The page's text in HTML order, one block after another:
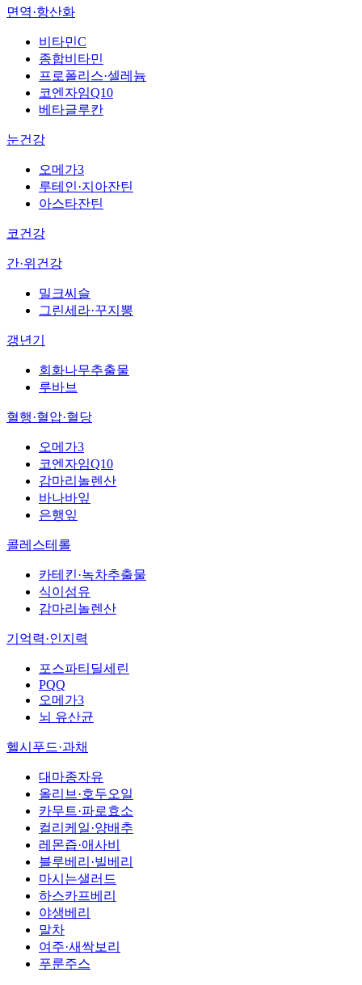
면역·항산화
비타민C
종합비타민
프로폴리스·셀레늄
코엔자임Q10
베타글루칸
눈건강
오메가3
루테인·지아잔틴
아스타잔틴
코건강
간·위건강
밀크씨슬
그린세라·꾸지뽕
갱년기
회화나무추출물
루바브
혈행·혈압·혈당
오메가3
코엔자임Q10
감마리놀렌산
바나바잎
은행잎
콜레스테롤
카테킨·녹차추출물
식이섬유
감마리놀렌산
기억력·인지력
포스파티딜세린
PQQ
오메가3
뇌 유산균
헬시푸드·과채
대마종자유
올리브·호두오일
카무트·파로효소
컬리케일·양배추
레몬즙·애사비
블루베리·빌베리
마시는샐러드
하스카프베리
야생베리
말차
여주·새싹보리
푸룬주스